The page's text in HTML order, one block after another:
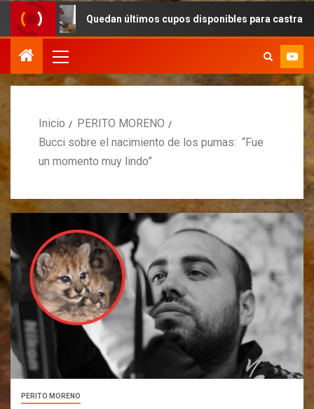
Quedan últimos cupos disponibles para castraciones de
Inicio
PERITO MORENO
Bucci sobre el nacimiento de los pumas: “Fue
un momento muy lindo”
PERITO MORENO